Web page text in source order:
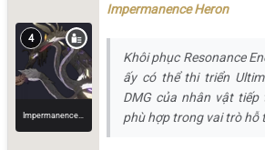
4
Impermanence Heron
Impermanence Heron
Khôi phục Resonance
ấy có thể thi triển
DMG của nhân vật tiếp
phù hợp trong vai trò hỗ